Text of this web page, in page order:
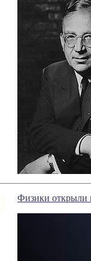
Физики открыли